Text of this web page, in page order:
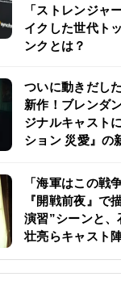
「ストレンジャ
イクした世代ト
ンクとは？
ついに動きだし
新作！ブレンダ
ジナルキャスト
ション 災愛』の
「海軍はこの戦
『開戦前夜』で
演習”シーンと
壮亮らキャスト